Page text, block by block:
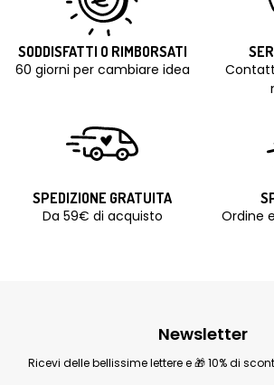
SODDISFATTI O RIMBORSATI
60 giorni per cambiare idea
SPEDIZIONE GRATUITA
Da 59€ di acquisto
Ordine
Newsletter
Ricevi delle bellissime lettere e 🎁 10% di